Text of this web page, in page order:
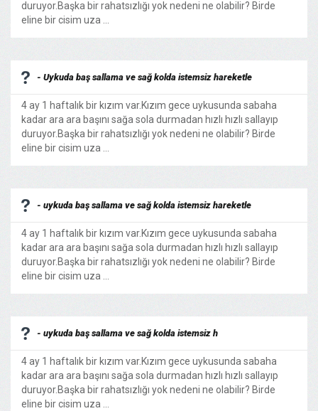
duruyor.Başka bir rahatsızlığı yok nedeni ne olabilir? Birde
eline bir cisim uza ...
- Uykuda baş sallama ve sağ kolda istemsiz hareketle
4 ay 1 haftalık bir kızım var.Kızım gece uykusunda sabaha
kadar ara ara başını sağa sola durmadan hızlı hızlı sallayıp
duruyor.Başka bir rahatsızlığı yok nedeni ne olabilir? Birde
eline bir cisim uza ...
- uykuda baş sallama ve sağ kolda istemsiz hareketle
4 ay 1 haftalık bir kızım var.Kızım gece uykusunda sabaha
kadar ara ara başını sağa sola durmadan hızlı hızlı sallayıp
duruyor.Başka bir rahatsızlığı yok nedeni ne olabilir? Birde
eline bir cisim uza ...
- uykuda baş sallama ve sağ kolda istemsiz h
4 ay 1 haftalık bir kızım var.Kızım gece uykusunda sabaha
kadar ara ara başını sağa sola durmadan hızlı hızlı sallayıp
duruyor.Başka bir rahatsızlığı yok nedeni ne olabilir? Birde
eline bir cisim uza ...